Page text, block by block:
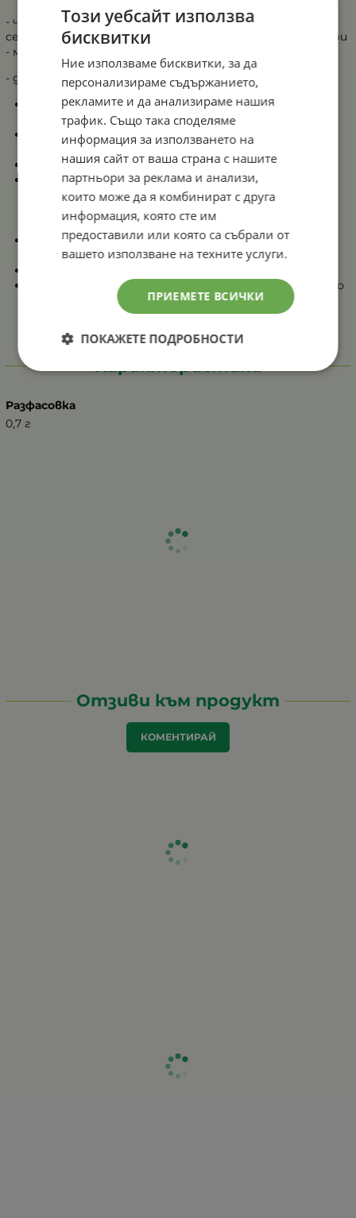
- чрез предварително подготвен разсад: засейте
семената в табли или кофички за разсад през февруари
- март на закрито в подходящи тарелки/саксии
- директна сеитба: началото на май
Дълбочина на сеитбата: семенцата се засяват
много плитко (0,3 см), защото са много дребни
Разсаждане: Готовите разсади не изнасяте навън
преди опасността от пролетни слани
Схема на разсаждане: 20х40 см
Най-подходящото място за да се развиват добре
вашите Астри е слънчевото, което е защитено
от ветрове и течения. Допуска се и частична
следобедна сянка
Почвата е добре дренирана и е богата на
хранителни вещества
Поливането се препоръчва да се прави умерено, но
редовно. Не преполивайте растенията.
Разфасовка
0,7 г
Отзиви към продукт
КОМЕНТИРАЙ
Този уебсайт използва
бисквитки
Ние използваме бисквитки, за да
персонализираме съдържанието,
рекламите и да анализираме нашия
трафик. Също така споделяме
информация за използването на
нашия сайт от ваша страна с нашите
партньори за реклама и анализи,
които може да я комбинират с друга
информация, която сте им
предоставили или която са събрали от
вашето използване на техните услуги.
ПРИЕМЕТЕ ВСИЧКИ
ПОКАЖЕТЕ ПОДРОБНОСТИ